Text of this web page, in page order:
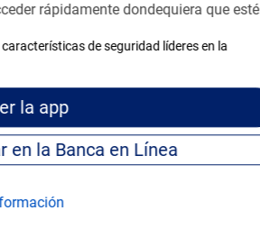
rápidamente dondequiera que esté
de seguridad líderes en la
la app
Continúe para entrar en la Banca en Línea